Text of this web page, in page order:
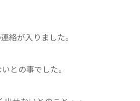
絡が入りました。
との事でした。